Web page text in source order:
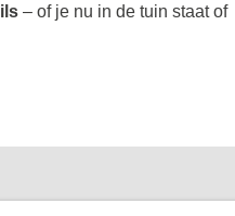
– of je nu in de tuin staat of